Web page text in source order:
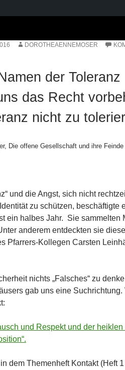
DOROTHEAENNEMOSER
der Toleranz
das Recht
nicht zu
Die offene Gesellschaft und ihre Feinde
und die Angst, sich nicht
zu schützen, beschäftigte
ein halbes Jahr. Sie sammelten
anderem entdeckten sie
Pfarrers-Kollegen Carsten
nichts „Falsches“ zu
gab uns eine Suchrichtung.
und Respekt und der
dem Themenheft Kontakt (Heft